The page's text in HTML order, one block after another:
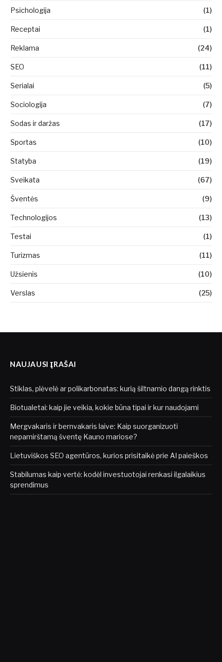
Psichologija (1)
Receptai (1)
Reklama (24)
SEO (11)
Serialai (5)
Sociologija (7)
Sodas ir daržas (17)
Sportas (10)
Statyba (19)
Sveikata (67)
Šventės (9)
Technologijos (13)
Testai (1)
Turizmas (11)
Užsienis (10)
Verslas (25)
NAUJAUSI ĮRAŠAI
Stiklas, plėvelė ar polikarbonatas: kurią šiltnamio dangą rinktis
Biotualetai: kaip jie veikia, kokie būna tipai ir kur naudojami
Mergvakaris ir bernvakaris laive: Kaip suorganizuoti
nepamirštamą šventę Kauno mariose?
Lietuviškos SEO agentūros, kurios prisitaikė prie AI paieškos
Stabilumas kaip vertė: kodėl investuotojai renkasi ilgalaikius
sprendimus